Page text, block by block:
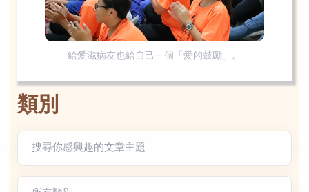
給愛滋病友也給自己一個「愛的鼓勵」。
類別
文章類別